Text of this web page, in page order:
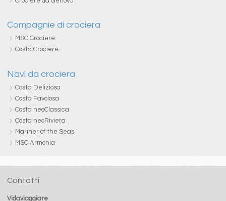
Compagnie di crociera
MSC Crociere
Costa Crociere
Navi da crociera
Costa Deliziosa
Costa Favolosa
Costa neoClassica
Costa neoRiviera
Mariner of the Seas
MSC Armonia
Contatti
Vidaviaggiare